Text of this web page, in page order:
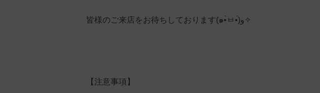
皆様のご来店をお待ちしております(๑•̀ㅂ•́)و✧
【注意事項】